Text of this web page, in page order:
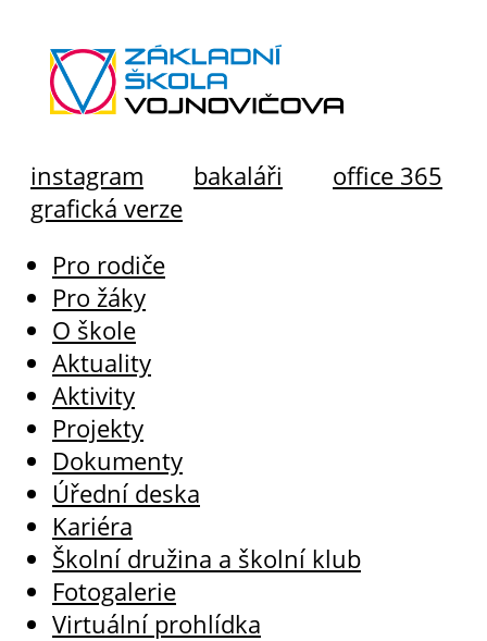
instagram bakaláři
office 365
grafická verze
Pro rodiče
Pro žáky
O škole
Aktuality
Aktivity
Projekty
Dokumenty
Úřední deska
Kariéra
Školní družina a školní klub
Fotogalerie
Virtuální prohlídka